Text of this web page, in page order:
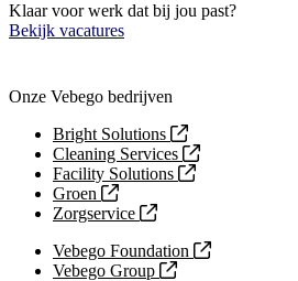
Klaar voor werk dat bij jou past?
Bekijk vacatures
Onze Vebego bedrijven
Bright Solutions
Cleaning Services
Facility Solutions
Groen
Zorgservice
Vebego Foundation
Vebego Group